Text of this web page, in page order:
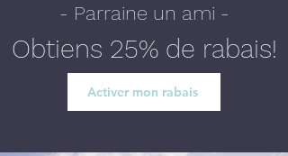
- Parraine un ami -
Obtiens 25% de rabais!
Activer mon rabais